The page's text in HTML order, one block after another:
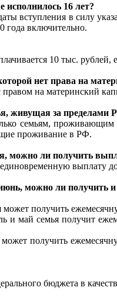
16 лет?
вступления в силу
года включительно.
10 тыс. рублей,
нет права на
на материнский
живущая за пределами
семьям,
проживание в РФ.
можно ли получить
выплату
июнь, можно ли
может получить
и май семья получит
получить
бюджета в